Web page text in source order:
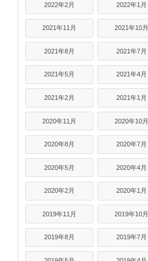
2022年2月 2022年1月
2021年11月 2021年10月
2021年8月 2021年7月
2021年5月 2021年4月
2021年2月 2021年1月
2020年11月 2020年10月
2020年8月 2020年7月
2020年5月 2020年4月
2020年2月 2020年1月
2019年11月 2019年10月
2019年8月 2019年7月